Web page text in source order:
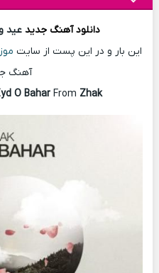
دانلود آهنگ جدید عید
این بار و در این پست از سایت
آهنگ
O BaharFrom Zhak